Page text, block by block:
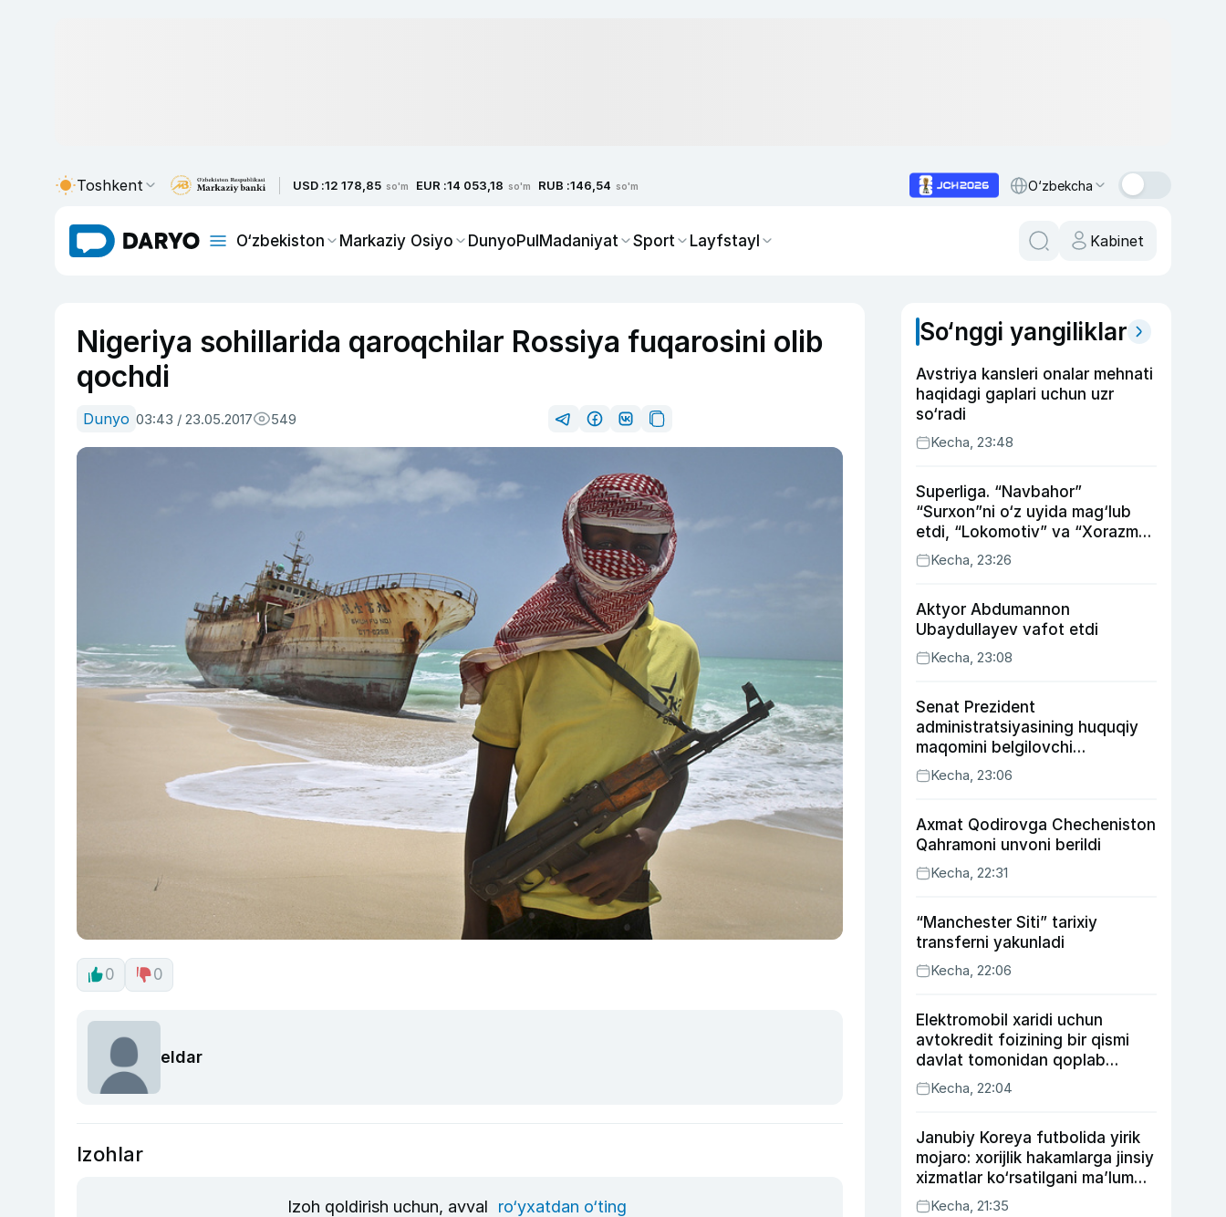
Toshkent USD :12 178,85 so'm EUR :14 053,18 so'm RUB :146,54 so'm O‘zbekcha
O‘zbekiston Markaziy Osiyo DunyoPulMadaniyat Sport Layfstayl Kabinet
Nigeriya sohillarida qaroqchilar Rossiya fuqarosini olib
qochdi
Dunyo 03:43 / 23.05.2017 549
0 0
eldar
Izohlar
Izoh qoldirish uchun, avval ro‘yxatdan o‘ting
So‘nggi yangiliklar
Avstriya kansleri onalar mehnati
haqidagi gaplari uchun uzr
so‘radi
Kecha, 23:48
Superliga. “Navbahor”
“Surxon”ni o‘z uyida mag‘lub
etdi, “Lokomotiv” va “Xorazm”
uyda g‘alaba qozondi
Kecha, 23:26
Aktyor Abdu­mannon
Ubaydullayev vafot etdi
Kecha, 23:08
Senat Prezident
administratsiyasining huquqiy
maqomini belgilovchi
konstitutsiyaviy qonunni
ma’qulladi
Kecha, 23:06
Axmat Qodirovga Checheniston
Qahramoni unvoni berildi
Kecha, 22:31
“Manchester Siti” tarixiy
transferni yakunladi
Kecha, 22:06
Elektromobil xaridi uchun
avtokredit foizining bir qismi
davlat tomonidan qoplab
berilishi mumkin
Kecha, 22:04
Janubiy Koreya futbolida yirik
mojaro: xorijlik hakamlarga jinsiy
xizmatlar ko‘rsatilgani ma’lum
qilindi
Kecha, 21:35